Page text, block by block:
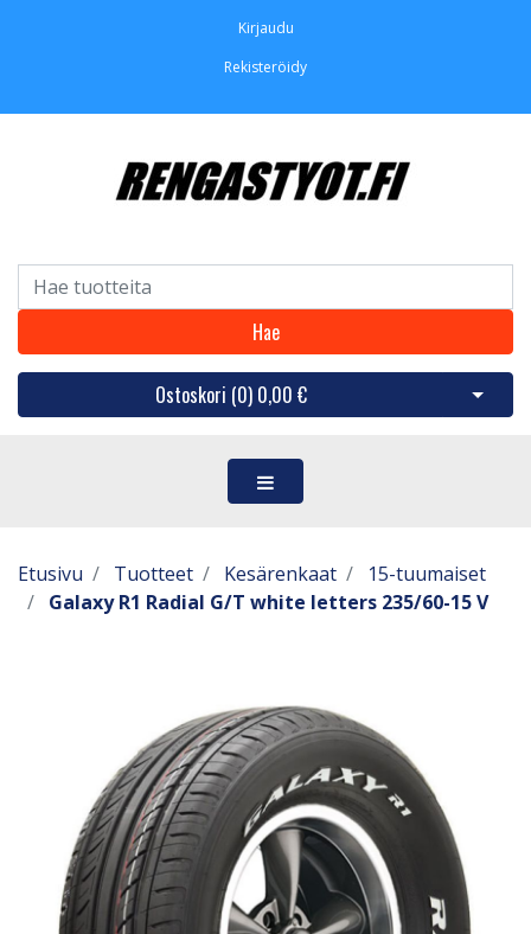
Kirjaudu
Rekisteröidy
Hae
Ostoskori (0) 0,00 € Avaa
Etusivu Tuotteet Kesärenkaat
15-tuumaiset
Galaxy R1 Radial G/T white letters 235/60-15 V